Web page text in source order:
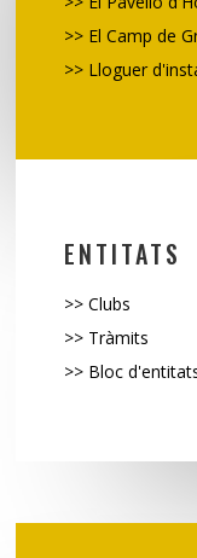
>> El Camp de
>> Lloguer
ENTITATS
>>Clubs
>>Tràmits
>> Bloc